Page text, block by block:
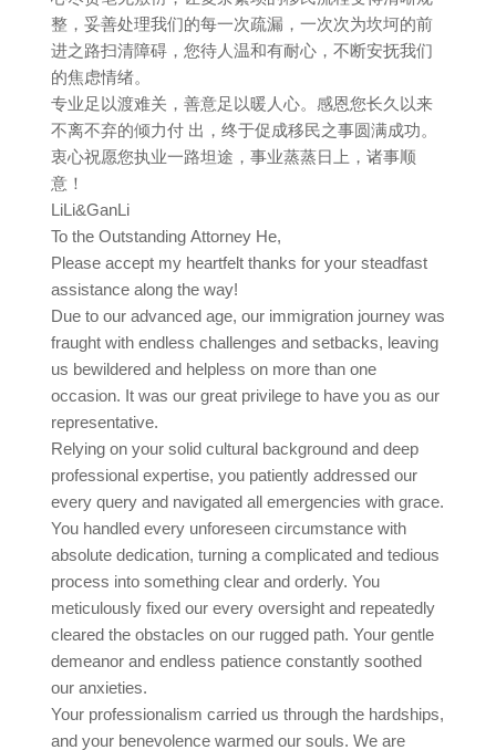
整，妥善处理我们的每一次疏漏，一次次为坎坷的前
进之路扫清障碍，您待人温和有耐心，不断安抚我们
的焦虑情绪。
专业足以渡难关，善意足以暖人心。感恩您长久以来
不离不弃的倾力付 出，终于促成移民之事圆满成功。
衷心祝愿您执业一路坦途，事业蒸蒸日上，诸事顺
意！
LiLi&GanLi
To the Outstanding Attorney He,
Please accept my heartfelt thanks for your steadfast
assistance along the way!
Due to our advanced age, our immigration journey was
fraught with endless challenges and setbacks, leaving
us bewildered and helpless on more than one
occasion. It was our great privilege to have you as our
representative.
Relying on your solid cultural background and deep
professional expertise, you patiently addressed our
every query and navigated all emergencies with grace.
You handled every unforeseen circumstance with
absolute dedication, turning a complicated and tedious
process into something clear and orderly. You
meticulously fixed our every oversight and repeatedly
cleared the obstacles on our rugged path. Your gentle
demeanor and endless patience constantly soothed
our anxieties.
Your professionalism carried us through the hardships,
and your benevolence warmed our souls. We are